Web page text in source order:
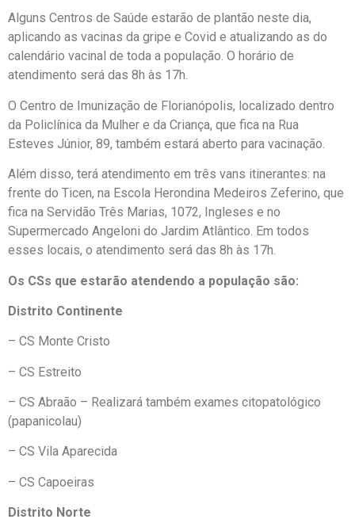
Alguns Centros de Saúde estarão de plantão neste dia,
aplicando as vacinas da gripe e Covid e atualizando as do
calendário vacinal de toda a população. O horário de
atendimento será das 8h às 17h.
O Centro de Imunização de Florianópolis, localizado dentro
da Policlínica da Mulher e da Criança, que fica na Rua
Esteves Júnior, 89, também estará aberto para vacinação.
Além disso, terá atendimento em três vans itinerantes: na
frente do Ticen, na Escola Herondina Medeiros Zeferino, que
fica na Servidão Três Marias, 1072, Ingleses e no
Supermercado Angeloni do Jardim Atlântico. Em todos
esses locais, o atendimento será das 8h às 17h.
Os CSs que estarão atendendo a população são:
Distrito Continente
– CS Monte Cristo
– CS Estreito
– CS Abraão – Realizará também exames citopatológico
(papanicolau)
– CS Vila Aparecida
– CS Capoeiras
Distrito Norte